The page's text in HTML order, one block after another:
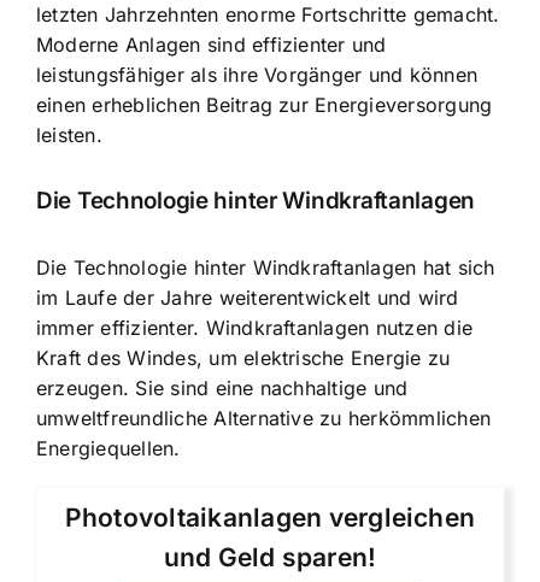
letzten Jahrzehnten enorme Fortschritte gemacht.
Moderne Anlagen sind effizienter und
leistungsfähiger als ihre Vorgänger und können
einen erheblichen Beitrag zur Energieversorgung
leisten.
Die Technologie hinter Windkraftanlagen
Die Technologie hinter Windkraftanlagen hat sich
im Laufe der Jahre weiterentwickelt und wird
immer effizienter. Windkraftanlagen nutzen die
Kraft des Windes, um elektrische Energie zu
erzeugen. Sie sind eine nachhaltige und
umweltfreundliche Alternativezu herkömmlichen
Energiequellen.
Photovoltaikanlagen vergleichen
und Geld sparen!